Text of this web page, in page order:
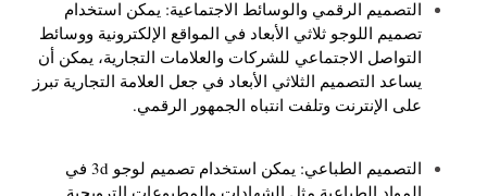
التصميم الرقمي والوسائط الاجتماعية: يمكن استخدام
تصميم اللوجو ثلاثي الأبعاد في المواقع الإلكترونية ووسائط
التواصل الاجتماعي للشركات والعلامات التجارية، يمكن أن
يساعد التصميم الثلاثي الأبعاد في جعل العلامة التجارية تبرز
على الإنترنت وتلفت انتباه الجمهور الرقمي.
التصميم الطباعي: يمكن استخدام تصميم لوجو 3d في
المواد الطباعية مثل الشهادات والمطبوعات الترويجية